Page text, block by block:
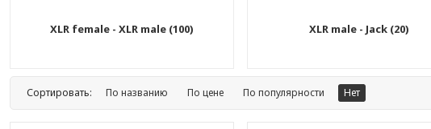
XLR female - XLR male (100) XLR male - Jack (20)
Сортировать: По названию По цене По популярности Нет